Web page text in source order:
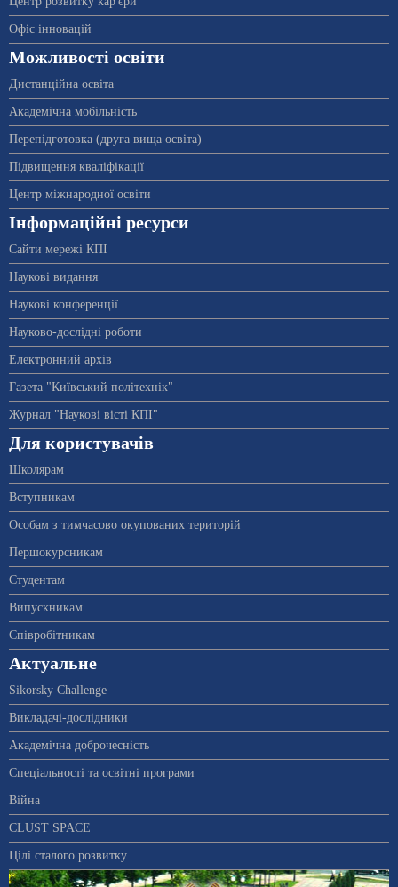
Офіс інновацій
Можливості освіти
Дистанційна освіта
Академічна мобільність
Перепідготовка (друга вища освіта)
Підвищення кваліфікації
Центр міжнародної освіти
Інформаційні ресурси
Сайти мережі КПІ
Наукові видання
Наукові конференції
Науково-дослідні роботи
Електронний архів
Газета "Київський політехнік"
Журнал "Наукові вісті КПІ"
Для користувачів
Школярам
Вступникам
Особам з тимчасово окупованих територій
Першокурсникам
Студентам
Випускникам
Співробітникам
Актуальне
Sikorsky Challenge
Викладачі-дослідники
Академічна доброчесність
Спеціальності та освітні програми
Війна
CLUST SPACE
Цілі сталого розвитку